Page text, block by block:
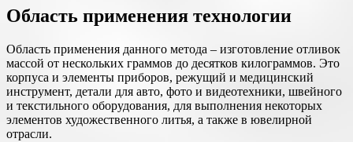
Область применения технологии
Область применения данного метода – изготовление отливок
массой от нескольких граммов до десятков килограммов. Это
корпуса и элементы приборов, режущий и медицинский
инструмент, детали для авто, фото и видеотехники, швейного
и текстильного оборудования, для выполнения некоторых
элементов художественного литья, а также в ювелирной
отрасли.